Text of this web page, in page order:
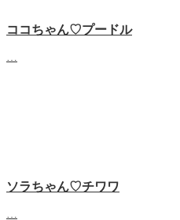
ココちゃん♡‬プードル
ソラちゃん♡‬チワワ